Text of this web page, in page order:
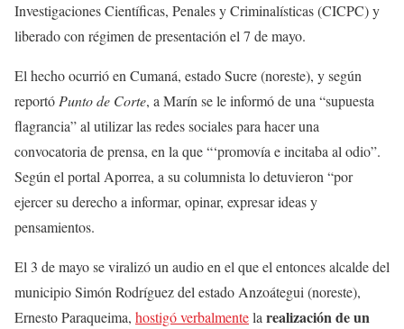
Investigaciones Científicas, Penales y Criminalísticas (CICPC) y
liberado con régimen de presentación el 7 de mayo.
El hecho ocurrió en Cumaná, estado Sucre (noreste), y según
reportóPunto de Corte, a Marín se le informó de una “supuesta
flagrancia” al utilizar las redes sociales para hacer una
convocatoria de prensa, en la que “‘promovía e incitaba al odio”.
Según el portal Aporrea, a su columnista lo detuvieron “por
ejercer su derecho a informar, opinar, expresar ideas y
pensamientos.
El 3 de mayo se viralizó un audio en el que el entonces alcalde del
municipio Simón Rodríguez del estado Anzoátegui (noreste),
Ernesto Paraqueima, hostigó verbalmentelarealización de un